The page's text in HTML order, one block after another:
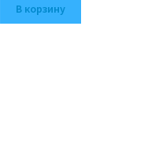
В корзину